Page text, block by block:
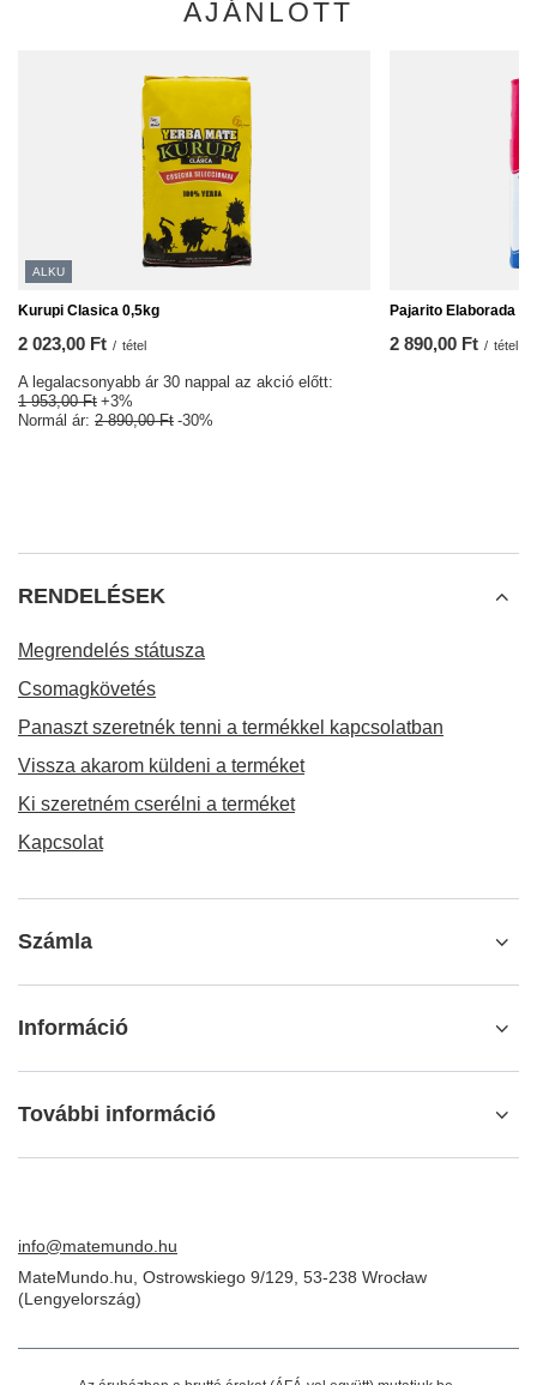
AJÁNLOTT
ALKU
Kurupi Clasica 0,5kg
2 023,00 Ft / tétel
A legalacsonyabb ár 30 nappal az akció előtt:
1 953,00 Ft +3%
Normál ár: 2 890,00 Ft -30%
Pajarito Elaborada
2 890,00 Ft / tétel
RENDELÉSEK
Megrendelés státusza
Csomagkövetés
Panaszt szeretnék tenni a termékkel kapcsolatban
Vissza akarom küldeni a terméket
Ki szeretném cserélni a terméket
Kapcsolat
Számla
Információ
További információ
info@matemundo.hu
MateMundo.hu Ostrowskiego 9/129 53-238 Wrocław
(Lengyelország)